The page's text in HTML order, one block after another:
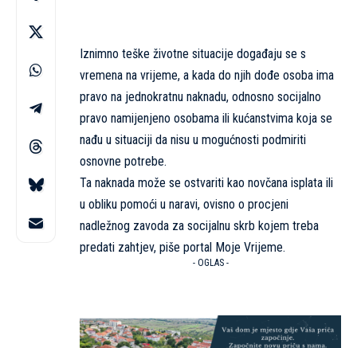
Iznimno teške životne situacije događaju se s
vremena na vrijeme, a kada do njih dođe osoba ima
pravo na jednokratnu naknadu, odnosno socijalno
pravo namijenjeno osobama ili kućanstvima koja se
nađu u situaciji da nisu u mogućnosti podmiriti
osnovne potrebe.
Ta naknada može se ostvariti kao novčana isplata ili
u obliku pomoći u naravi, ovisno o procjeni
nadležnog zavoda za socijalnu skrb kojem treba
predati zahtjev, piše portal Moje Vrijeme.
- OGLAS -